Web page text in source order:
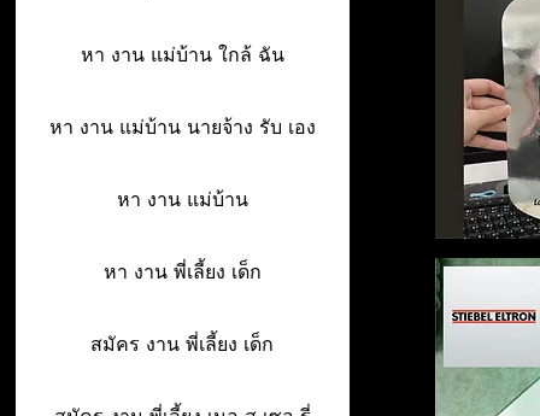
หา งาน แม่บ้าน ใกล้ ฉัน
หา งาน แม่บ้าน นายจ้าง รับ เอง
หา งาน แม่บ้าน
หา งาน พี่เลี้ยง เด็ก
สมัคร งาน พี่เลี้ยง เด็ก